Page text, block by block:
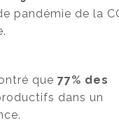
de la
que 77% des
dans un